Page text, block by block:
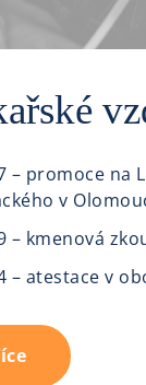
– promoce na
v
– kmenová
– atestace v